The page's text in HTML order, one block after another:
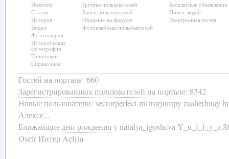
Новости
Статьи
История
Видео
Фотогалереи
Исторические
фотографии
Топонимия
Справочная
Группы пользователей
Блоги пользователей
Общение на форуме
Фотоальбомы пользователей
Бесплатные объявления
Поиск людей
Электронная почта
Гостей на портале: 660
Зарегистрированных пользователей на портале: 8342
Новые пользователи: sectorperfect mirrorjumpy zaabethuay
Алексе...
Ближайщиедни рожденияу natalja_igosheva Y_u_l_i_y_a
Osetr Интер Aelita